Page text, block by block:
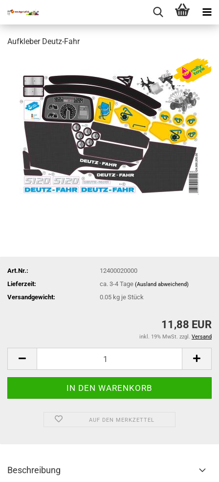
Aufkleber Deutz-Fahr
Art.Nr.:
12400020000
Lieferzeit:
ca. 3-4 Tage(Ausland abweichend)
Versandgewicht: 0.05 kg je Stück
11,88 EUR
inkl. 19% MwSt. zzgl. Versand
AUF DEN MERKZETTEL
Beschreibung